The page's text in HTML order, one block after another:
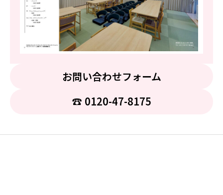
お問い合わせフォーム
☎︎ 0120-47-8175